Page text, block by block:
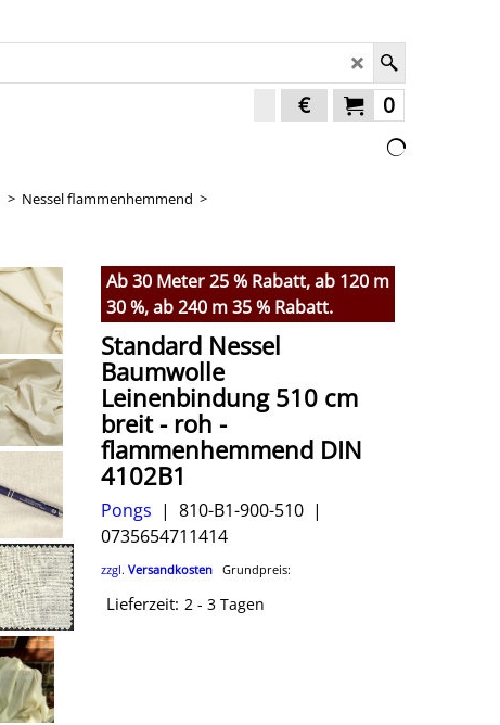
0
€
> Nessel flammenhemmend >
Ab 30 Meter 25 % Rabatt, ab 120 m
30 %, ab 240 m 35 % Rabatt.
Standard Nessel
Baumwolle
Leinenbindung 510 cm
breit - roh -
flammenhemmend DIN
4102B1
Pongs
810-B1-900-510
0735654711414
zzgl. Versandkosten Grundpreis:
Lieferzeit: 2 - 3 Tagen